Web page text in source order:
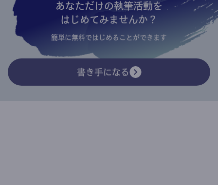
あなただけの執筆活動を
はじめてみませんか？
簡単に無料ではじめることができます
書き手になる